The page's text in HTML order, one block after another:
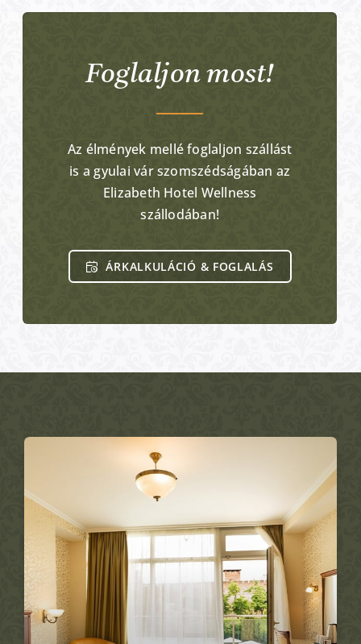
Foglaljon most!
Az élmények mellé foglaljon szállást
is a gyulai vár szomszédságában az
Elizabeth Hotel Wellness
szállodában!
ÁRKALKULÁCIÓ & FOGLALÁS